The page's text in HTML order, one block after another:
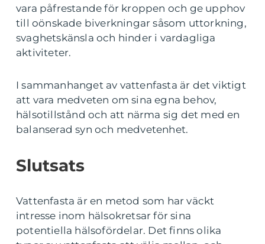
vara påfrestande för kroppen och ge upphov
till oönskade biverkningar såsom uttorkning,
svaghetskänsla och hinder i vardagliga
aktiviteter.
I sammanhanget av vattenfasta är det viktigt
att vara medveten om sina egna behov,
hälsotillstånd och att närma sig det med en
balanserad syn och medvetenhet.
Slutsats
Vattenfasta är en metod som har väckt
intresse inom hälsokretsar för sina
potentiella hälsofördelar. Det finns olika